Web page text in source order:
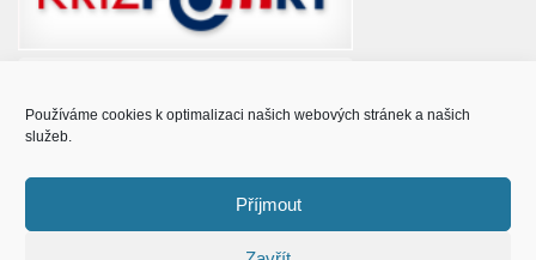
Používáme cookies k optimalizaci našich webových stránek a našich
služeb.
Příjmout